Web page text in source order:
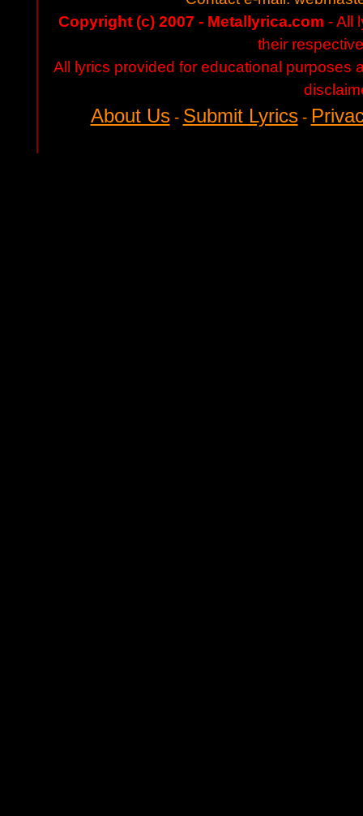
Copyright (c) 2007 - Metallyrica.com - All
their
All lyrics provided for educational purposes
About Us- Submit Lyrics-